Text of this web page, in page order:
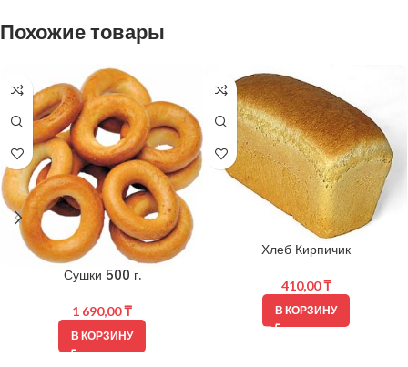
Похожие товары
Сушки 500 г.
1 690,00₸
В КОРЗИНУ
Хлеб Кирпичик
410,00₸
В КОРЗИНУ